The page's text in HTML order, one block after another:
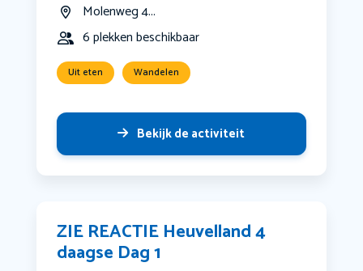
Molenweg 4...
6 plekken beschikbaar
Uit eten Wandelen
Bekijk de activiteit
ZIE REACTIE Heuvelland 4
daagse Dag 1